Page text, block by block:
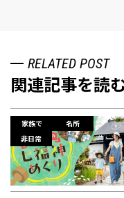
RELATED POST
関連記事を読
家族で
名所
非日常